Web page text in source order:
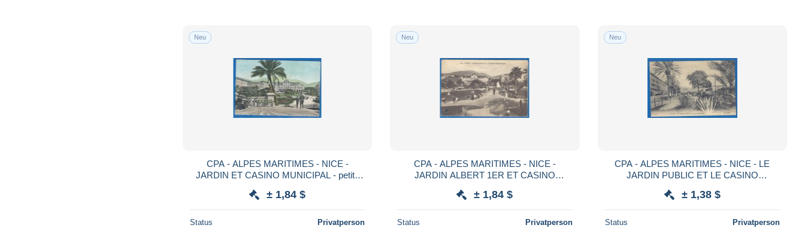
Neu
CPA - ALPES MARITIMES - NICE -
JARDIN ET CASINO MUNICIPAL - petite
± 1,84 $
Status Privatperson
Neu
CPA - ALPES MARITIMES - NICE -
JARDIN ALBERT 1ER ET CASINO
Giletta / 28
± 1,84 $
Status Privatperson
Neu
CPA - ALPES MARITIMES - NICE - LE
JARDIN PUBLIC ET LE CASINO
plan - ND Phot./322
± 1,38 $
Status Privatperson